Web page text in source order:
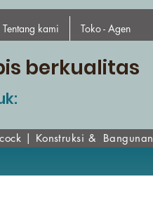
Tentang kami Toko - Agen
berkualitas
| Konstruksi & Bangunan